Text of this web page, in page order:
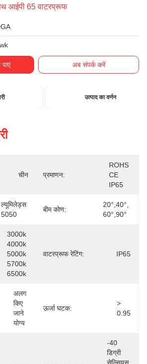
आईपी 65 वाटरप्रूफ
अब संपर्क करें
उत्पाद का वर्णन
चीन प्रमाणन:
ROHS
CE
IP65
ल्यूमिलेड्स
5050
बीम कोण:
20°,40°,
60°,90°
3000k
4000k
5000k
5700k
6500k
वाटरप्रूफ रेटिंग: IP65
अलग
किए
जाने
योग्य
ऊर्जा घटक:
>
0.95
-40
डिग्री